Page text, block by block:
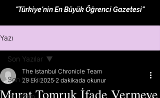
"Türkiye'nin En Büyük Öğrenci Gazetesi"
Yazı
Son Yazılar
Gündem
Son Yazılar
Murat Tomruk İfade Vermeye
The Istanbul Chronicle Team
29 Eki 2025 2 dakikada okunur